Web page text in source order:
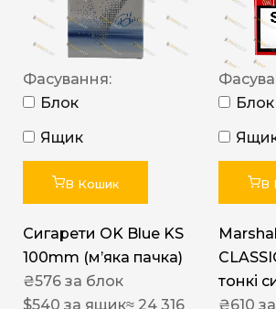
Фасування:
Блок
Ящик
В Кошик
Сигарети OK Blue KS
100mm (м’яка пачка)
₴576 за блок
$540 за ящик≈ 24 316
Блок
В
тонкі
₴610